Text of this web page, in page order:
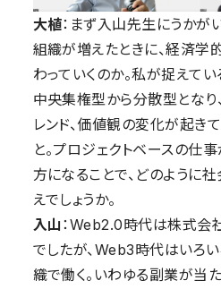
大植：まず入山先生にうかが
組織が増えたときに、経済学
わっていくのか。私が捉えて
中央集権型から分散型となり
レンド、価値観の変化が起き
と。プロジェクトベースの仕
方になることで、どのように
えでしょうか。
入山：Web2.0時代は株式会
でしたが、Web3時代はいろ
織で働く。いわゆる副業が当